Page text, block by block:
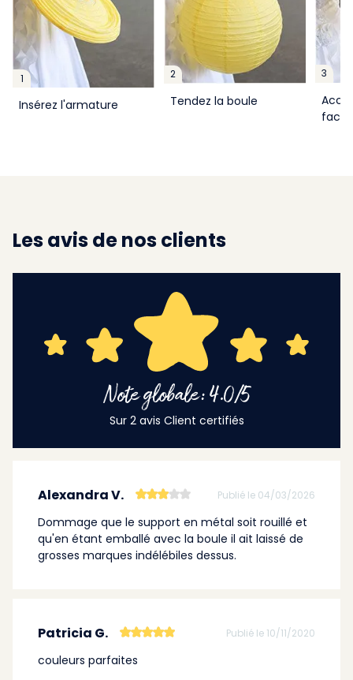
1
Insérez l'armature
2
Tendez la boule
3
Les avis de nos clients
Alexandra V. Publié le 04/03/2026
Dommage que le support en métal soit rouillé et
qu'en étant emballé avec la boule il ait laissé de
grosses marques indélébiles dessus.
Patricia G. Publié le 10/11/2020
couleurs parfaites
Note globale: 4.0/5
Sur 2 avis Client certifiés